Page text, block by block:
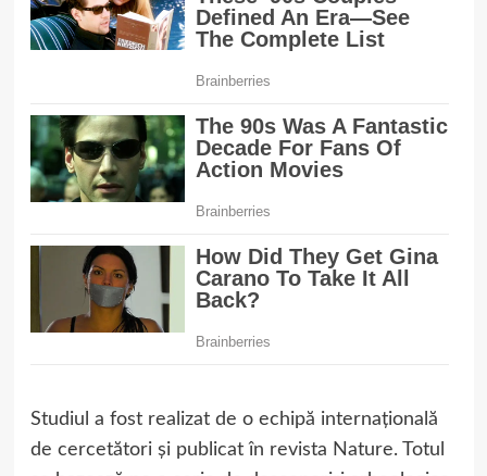
Studiul a fost realizat de o echipă internațională
de cercetători și publicat în revista Nature. Totul